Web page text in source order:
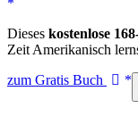
Dieses kostenlose
Zeit Amerikanisch
zum Gratis Buch